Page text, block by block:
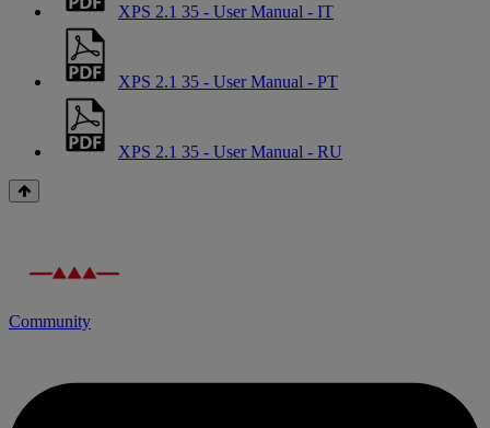
XPS 2.1 35 - User Manual - IT
XPS 2.1 35 - User Manual - PT
XPS 2.1 35 - User Manual - RU
Community